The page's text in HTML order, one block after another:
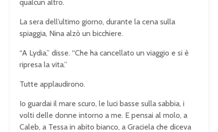
qualcun altro.
La sera dell’ultimo giorno, durante la cena sulla
spiaggia, Nina alzò un bicchiere.
“A Lydia,” disse. “Che ha cancellato un viaggio e si è
ripresa la vita.”
Tutte applaudirono.
Io guardai il mare scuro, le luci basse sulla sabbia, i
volti delle donne intorno a me. E pensai al molo, a
Caleb, a Tessa in abito bianco, a Graciela che diceva